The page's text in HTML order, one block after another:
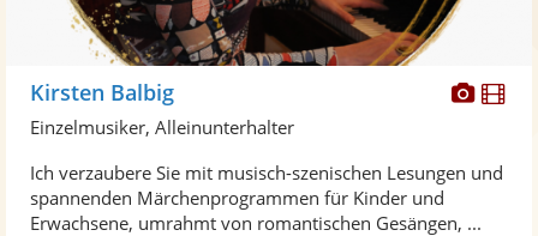
Fotos
Kirsten Balbig
Einzelmusiker, Alleinunterhalter
Ich verzaubere Sie mit musisch-szenischen Lesungen und
spannenden Märchenprogrammen für Kinder und
Erwachsene, umrahmt von romantischen Gesängen, ...